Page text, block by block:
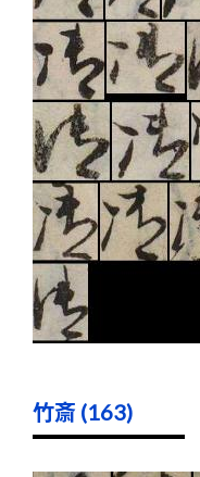
竹斎 (163)